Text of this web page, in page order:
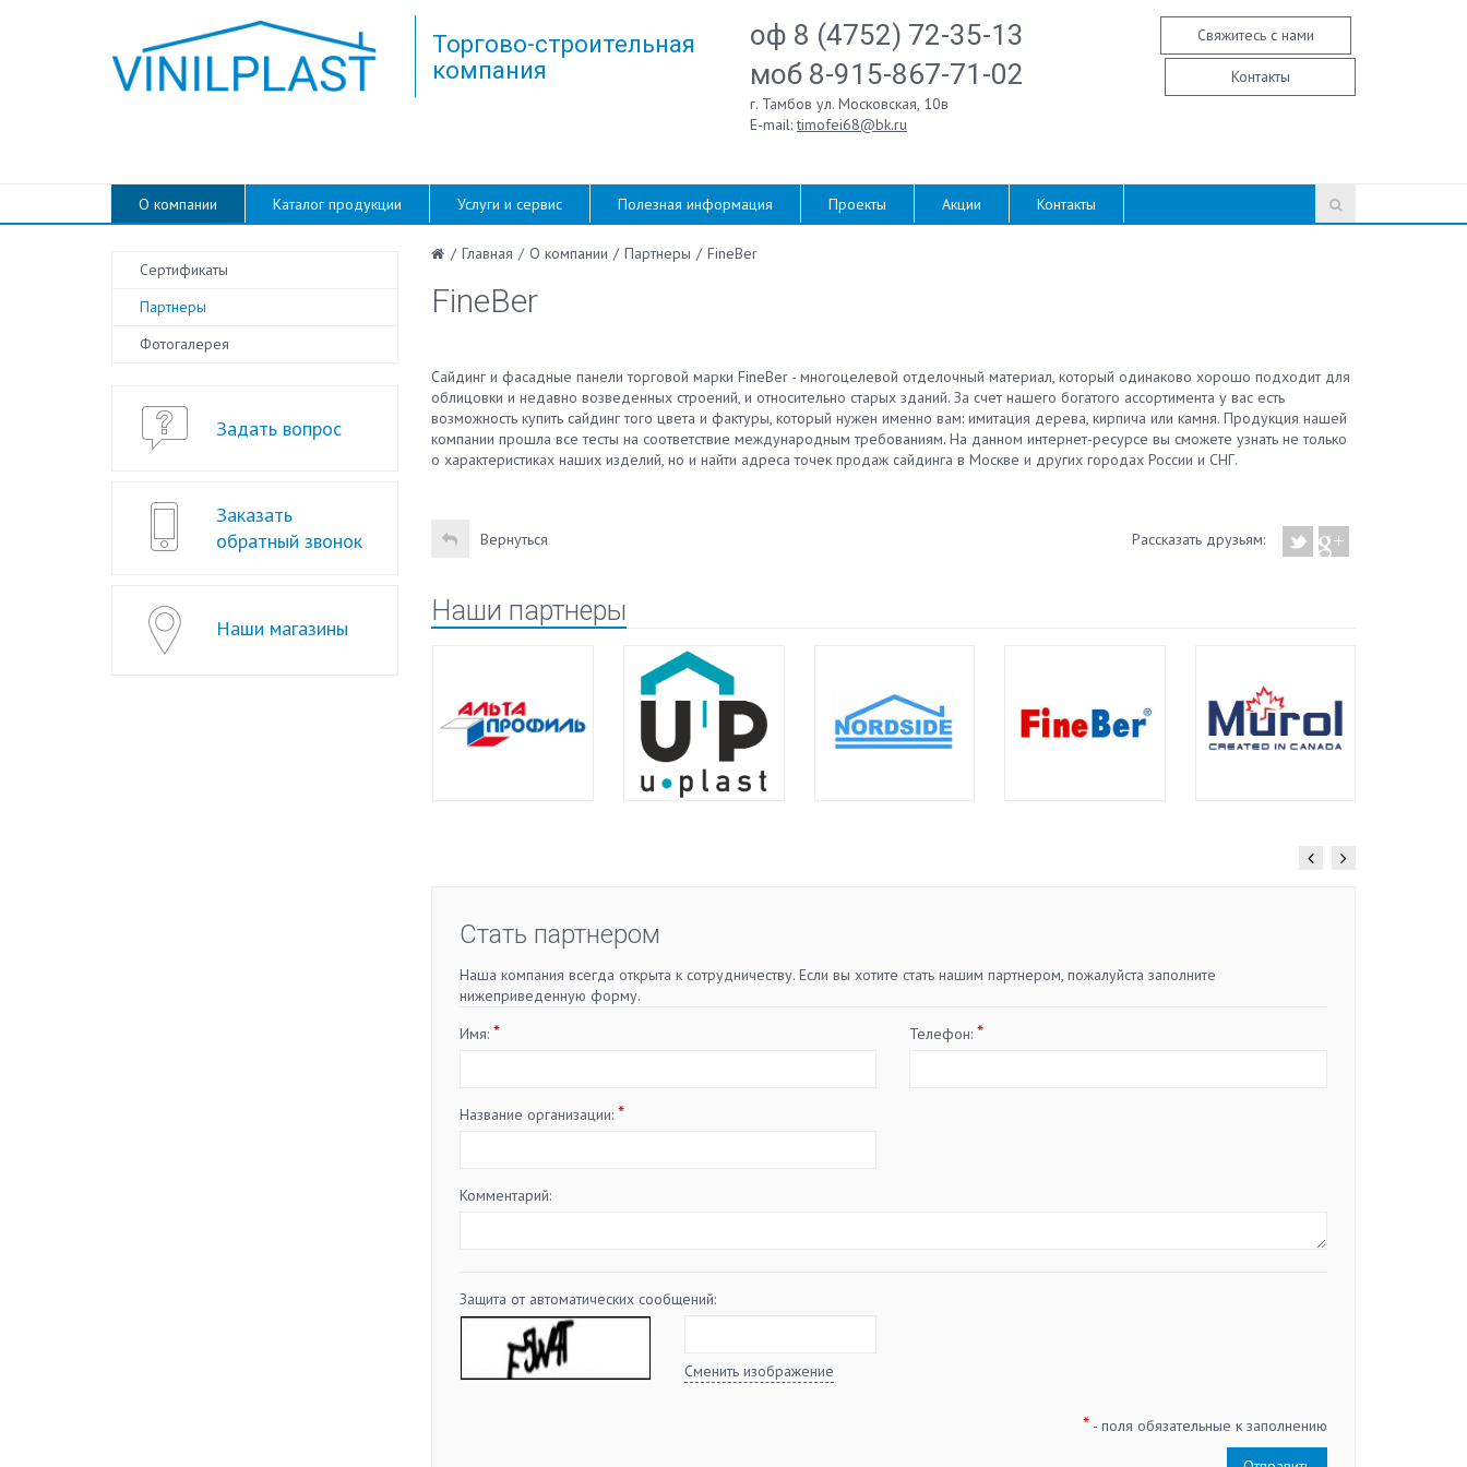
Торгово-строительная
компания
оф 8 (4752) 72-35-13
моб 8-915-867-71-02
г. Тамбов ул. Московская, 10в
E-mail:timofei68@bk.ru
Свяжитесь с нами
Контакты
О компании Каталог продукции Услуги и сервис Полезная информация Проекты Акции Контакты
/ Главная / О компании / Партнеры / FineBer
FineBer
Сайдинг и фасадные панели торговой марки FineBer - многоцелевой отделочный материал, который одинаково хорошо подходит для
облицовки и недавно возведенных строений, и относительно старых зданий. За счет нашего богатого ассортимента у вас есть
возможность купить сайдинг того цвета и фактуры, который нужен именно вам: имитация дерева, кирпича или камня. Продукция нашей
компании прошла все тесты на соответствие международным требованиям. На данном интернет-ресурсе вы сможете узнать не только
о характеристиках наших изделий, но и найти адреса точек продаж сайдинга в Москве и других городах России и СНГ.
Вернуться Рассказать друзьям:
Наши партнеры
Стать партнером
Наша компания всегда открыта к сотрудничеству. Если вы хотите стать нашим партнером, пожалуйста заполните
нижеприведенную форму.
Имя: * Телефон:*
Название организации: *
Комментарий:
Защита от автоматических сообщений:
Сменить изображение
* - поля обязательные к заполнению
Сертификаты
Партнеры
Фотогалерея
Задать вопрос
Заказать
обратный звонок
Наши магазины